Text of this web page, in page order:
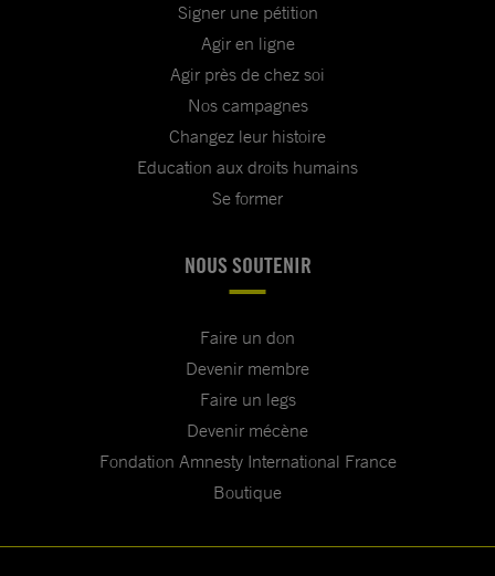
Signer une pétition
Agir en ligne
Agir près de chez soi
Nos campagnes
Changez leur histoire
Education aux droits humains
Se former
NOUS SOUTENIR
Faire un don
Devenir membre
Faire un legs
Devenir mécène
Fondation Amnesty International France
Boutique